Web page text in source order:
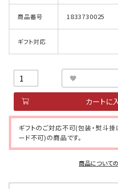
商品番号 1833730025
ギフト対応
カートに
ギフトのご対応不可(包装・熨斗掛
ード不可)の商品です。
商品について